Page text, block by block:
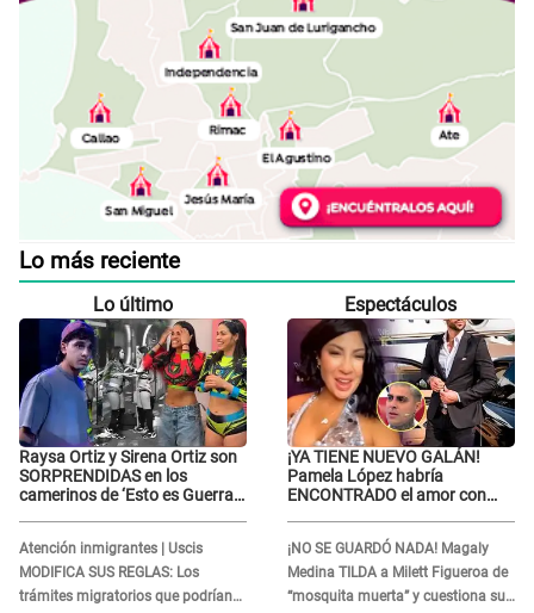
Lo más reciente
Lo último
Raysa Ortiz y Sirena Ortiz son
SORPRENDIDAS en los
camerinos de ‘Esto es Guerra’
Gabriel Moisés: “Gracias”
Atención inmigrantes | Uscis
MODIFICA SUS REGLAS: Los
trámites migratorios que podrían
Espectáculos
¡YA TIENE NUEVO GALÁN!
Pamela López habría
ENCONTRADO el amor con
¡NO SE GUARDÓ NADA! Magaly
Medina TILDA a Milett Figueroa de
“mosquita muerta” y cuestiona su